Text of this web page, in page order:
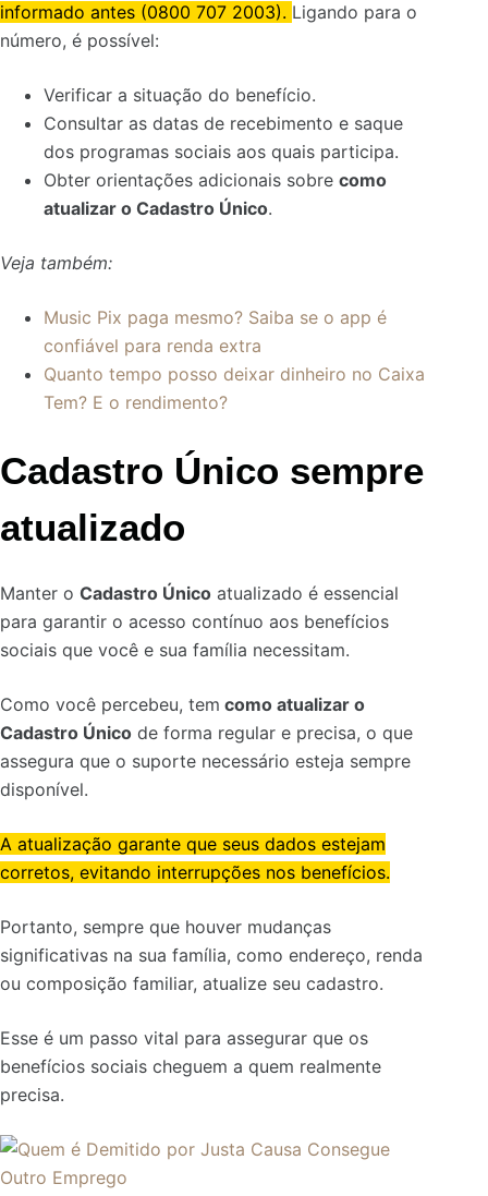
informado antes (0800 707 2003). Ligando para o
número, é possível:
Verificar a situação do benefício.
Consultar as datas de recebimento e saque
dos programas sociais aos quais participa.
Obter orientações adicionais sobre como
atualizar o Cadastro Único.
Veja também:
Music Pix paga mesmo? Saiba se o app é
confiável para renda extra
Quanto tempo posso deixar dinheiro no Caixa
Tem? E o rendimento?
Cadastro Único sempre
atualizado
Manter o Cadastro Único atualizado é essencial
para garantir o acesso contínuo aos benefícios
sociais que você e sua família necessitam.
Como você percebeu, tem como atualizar o
Cadastro Único de forma regular e precisa, o que
assegura que o suporte necessário esteja sempre
disponível.
A atualização garante que seus dados estejam
corretos, evitando interrupções nos benefícios.
Portanto, sempre que houver mudanças
significativas na sua família, como endereço, renda
ou composição familiar, atualize seu cadastro.
Esse é um passo vital para assegurar que os
benefícios sociais cheguem a quem realmente
precisa.